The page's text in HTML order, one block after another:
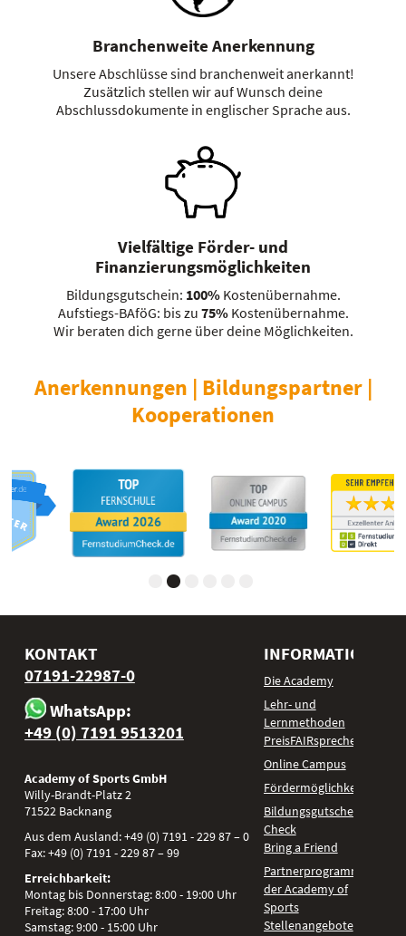
Branchenweite Anerkennung
Unsere Abschlüsse sind branchenweit anerkannt!
Zusätzlich stellen wir auf Wunsch deine
Abschlussdokumente in englischer Sprache aus.
Vielfältige Förder- und
Finanzierungsmöglichkeiten
Bildungsgutschein: 100%Kostenübernahme.
Aufstiegs-BAföG: bis zu 75%Kostenübernahme.
Wir beraten dich gerne über deine Möglichkeiten.
Anerkennungen | Bildungspartner |
Kooperationen
KONTAKT
07191-22987-0
WhatsApp:
+49 (0) 7191 9513201
Academy of Sports GmbH
Willy-Brandt-Platz 2
71522 Backnang
Aus dem Ausland:+49 (0) 7191 - 229 87 – 0
Fax:+49 (0) 7191 - 229 87 – 99
Erreichbarkeit:
Montag bis Donnerstag: 8:00 - 19:00 Uhr
Freitag: 8:00 - 17:00 Uhr
Samstag: 9:00 - 15:00 Uhr
INFORMATIONEN
Die Academy
Lehr- und
Lernmethoden
PreisFAIRsprechen
Online Campus
Fördermöglichkeiten
Bildungsgutschein
Check
Bring a Friend
Partnerprogramm
der Academy of
Sports
Stellenangebote